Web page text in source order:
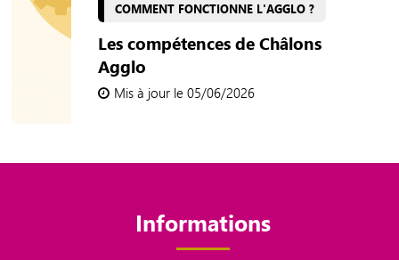
COMMENT FONCTIONNE L'AGGLO ?
Les compétences de Châlons
Agglo
Mis à jour le 05/06/2026
Informations